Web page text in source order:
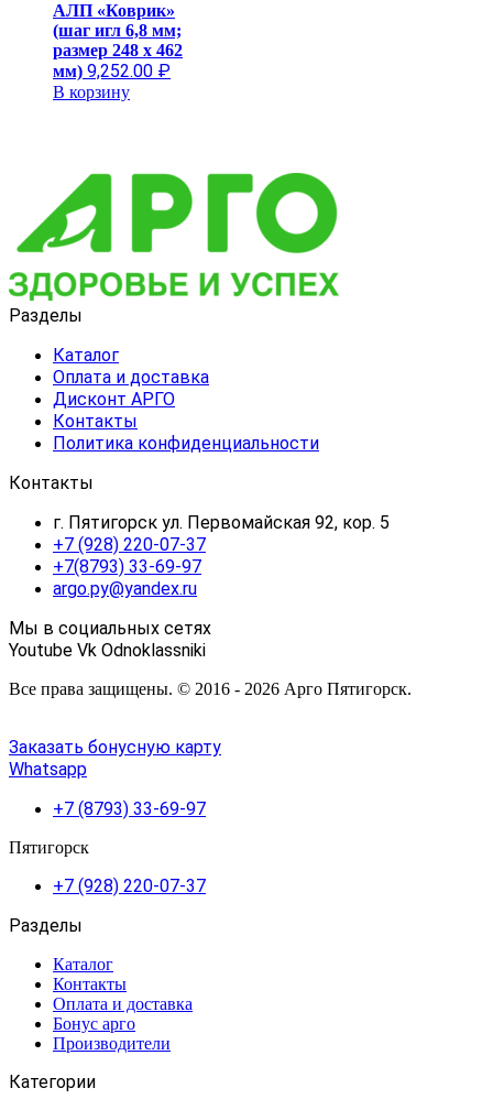
АЛП «Коврик»
(шаг игл 6,8 мм;
размер 248 х 462
мм) 9,252.00 ₽
В корзину
Разделы
Каталог
Оплата и доставка
Дисконт АРГО
Контакты
Политика конфиденциальности
Контакты
г. Пятигорск ул. Первомайская 92, кор. 5
+7 (928) 220-07-37
+7(8793) 33-69-97
argo.py@yandex.ru
Мы в социальных сетях
Youtube Vk Odnoklassniki
Все права защищены. © 2016 - 2026 Арго Пятигорск.
Заказать бонусную карту
Whatsapp
+7 (8793) 33-69-97
Пятигорск
+7 (928) 220-07-37
Разделы
Каталог
Контакты
Оплата и доставка
Бонус арго
Производители
Категории